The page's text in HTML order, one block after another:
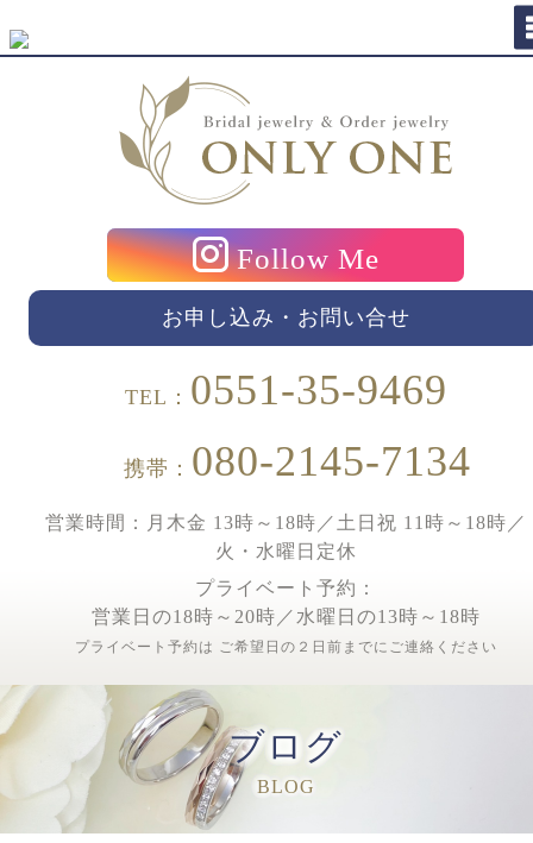
Follow Me
お申し込み・お問い合せ
TEL： 0551-35-9469
携帯： 080-2145-7134
営業時間：月木金 13時～18時／土日祝 11時～18時／
火・水曜日定休
プライベート予約：
営業日の18時～20時／水曜日の13時～18時
プライベート予約は ご希望日の２日前までにご連絡ください
ブログ
BLOG